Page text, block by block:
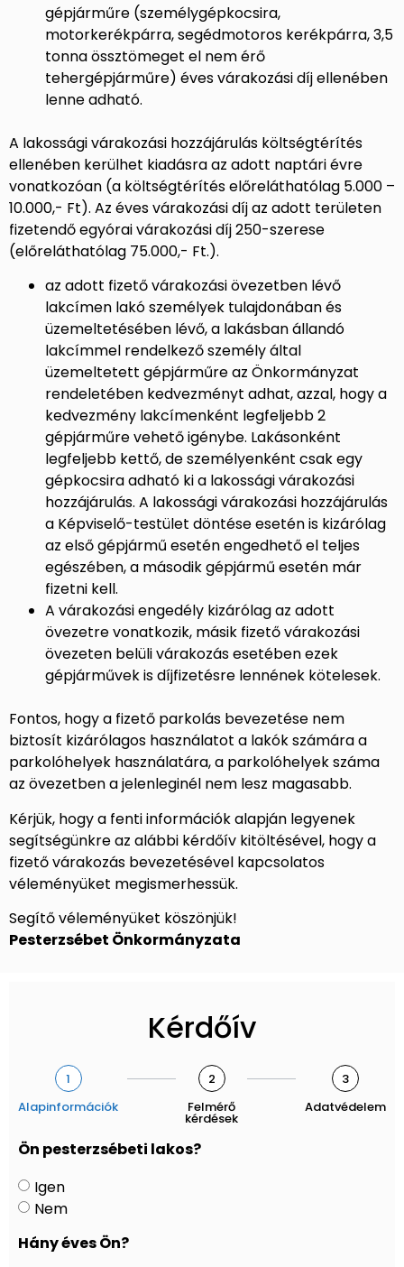
gépjárműre (személygépkocsira,
motorkerékpárra, segédmotoros kerékpárra, 3,5
tonna össztömeget el nem érő
tehergépjárműre) éves várakozási díj ellenében
lenne adható.
A lakossági várakozási hozzájárulás költségtérítés
ellenében kerülhet kiadásra az adott naptári évre
vonatkozóan (a költségtérítés előreláthatólag 5.000 –
10.000,- Ft). Az éves várakozási díj az adott területen
fizetendő egyórai várakozási díj 250-szerese
(előreláthatólag 75.000,- Ft.).
az adott fizető várakozási övezetben lévő
lakcímen lakó személyek tulajdonában és
üzemeltetésében lévő, a lakásban állandó
lakcímmel rendelkező személy által
üzemeltetett gépjárműre az Önkormányzat
rendeletében kedvezményt adhat, azzal, hogy a
kedvezmény lakcímenként legfeljebb 2
gépjárműre vehető igénybe. Lakásonként
legfeljebb kettő, de személyenként csak egy
gépkocsira adható ki a lakossági várakozási
hozzájárulás. A lakossági várakozási hozzájárulás
a Képviselő-testület döntése esetén is kizárólag
az első gépjármű esetén engedhető el teljes
egészében, a második gépjármű esetén már
fizetni kell.
A várakozási engedély kizárólag az adott
övezetre vonatkozik, másik fizető várakozási
övezeten belüli várakozás esetében ezek
gépjárművek is díjfizetésre lennének kötelesek.
Fontos, hogy a fizető parkolás bevezetése nem
biztosít kizárólagos használatot a lakók számára a
parkolóhelyek használatára, a parkolóhelyek száma
az övezetben a jelenleginél nem lesz magasabb.
Kérjük, hogy a fenti információk alapján legyenek
segítségünkre az alábbi kérdőív kitöltésével, hogy a
fizető várakozás bevezetésével kapcsolatos
véleményüket megismerhessük.
Segítő véleményüket köszönjük!
Pesterzsébet Önkormányzata
Kérdőív
1
Alapinformációk
2
Felmérő
kérdések
3
Adatvédelem
Ön pesterzsébeti lakos?
Igen
Nem
Hány éves Ön?